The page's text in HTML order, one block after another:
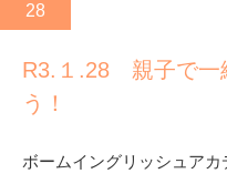
28
R3.１.28 親子で一
う！
ボームイングリッシュア